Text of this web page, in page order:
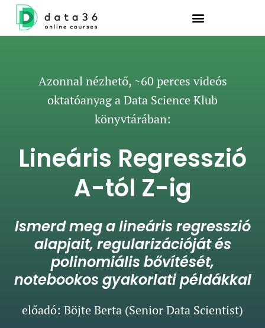
Azonnal nézhető, ~60 perces videós
oktatóanyag a Data Science Klub
könyvtárában:
Lineáris Regresszió
A-tól Z-ig
Ismerd meg a lineáris regresszió
alapjait, regularizációját és
polinomiális bővítését,
notebookos gyakorlati példákkal
előadó: Böjte Berta (Senior Data Scientist)